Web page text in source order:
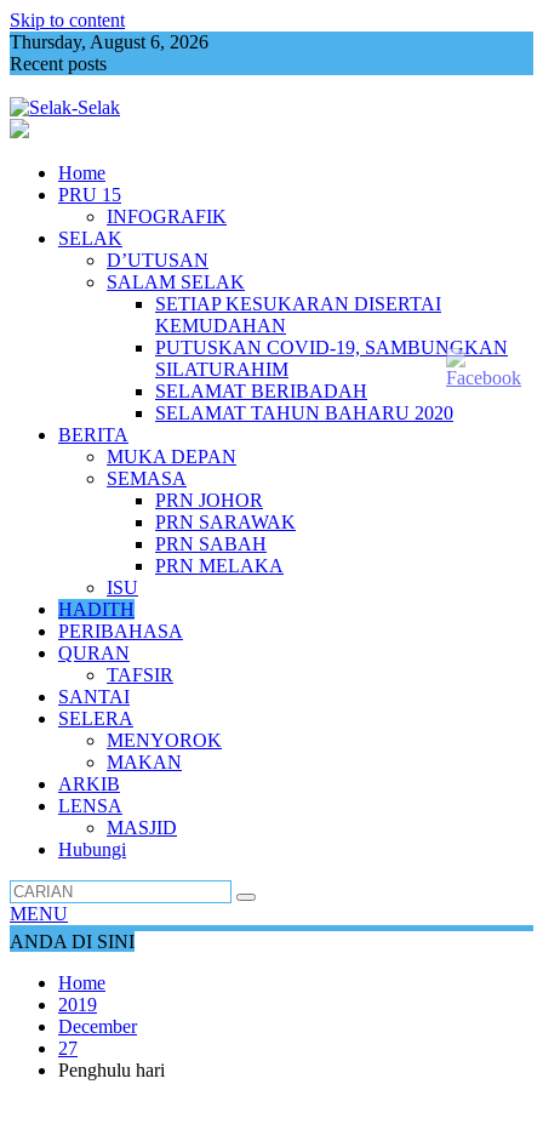
Skip to content
Thursday, August 6, 2026
Recent posts
Memperingati 81 tahun pengeboman Hiroshima
Home
PRU 15
INFOGRAFIK
SELAK
D’UTUSAN
SALAM SELAK
SETIAP KESUKARAN DISERTAI
KEMUDAHAN
PUTUSKAN COVID-19, SAMBUNGKAN
SILATURAHIM
SELAMAT BERIBADAH
SELAMAT TAHUN BAHARU 2020
BERITA
MUKA DEPAN
SEMASA
PRN JOHOR
PRN SARAWAK
PRN SABAH
PRN MELAKA
ISU
HADITH
PERIBAHASA
QURAN
TAFSIR
SANTAI
SELERA
MENYOROK
MAKAN
ARKIB
LENSA
MASJID
Hubungi
MENU
ANDA DI SINI
Home
2019
December
27
Penghulu hari